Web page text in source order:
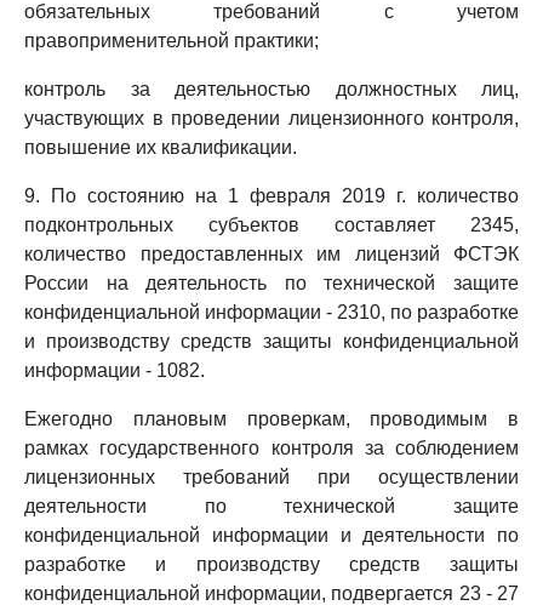
обязательных требований с учетом
правоприменительной практики;
контроль за деятельностью должностных лиц,
участвующих в проведении лицензионного контроля,
повышение их квалификации.
9. По состоянию на 1 февраля 2019 г. количество
подконтрольных субъектов составляет 2345,
количество предоставленных им лицензий ФСТЭК
России на деятельность по технической защите
конфиденциальной информации - 2310, по разработке
и производству средств защиты конфиденциальной
информации - 1082.
Ежегодно плановым проверкам, проводимым в
рамках государственного контроля за соблюдением
лицензионных требований при осуществлении
деятельности по технической защите
конфиденциальной информации и деятельности по
разработке и производству средств защиты
конфиденциальной информации, подвергается 23 - 27